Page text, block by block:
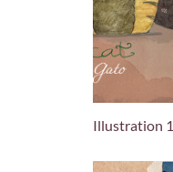
Illustration 1